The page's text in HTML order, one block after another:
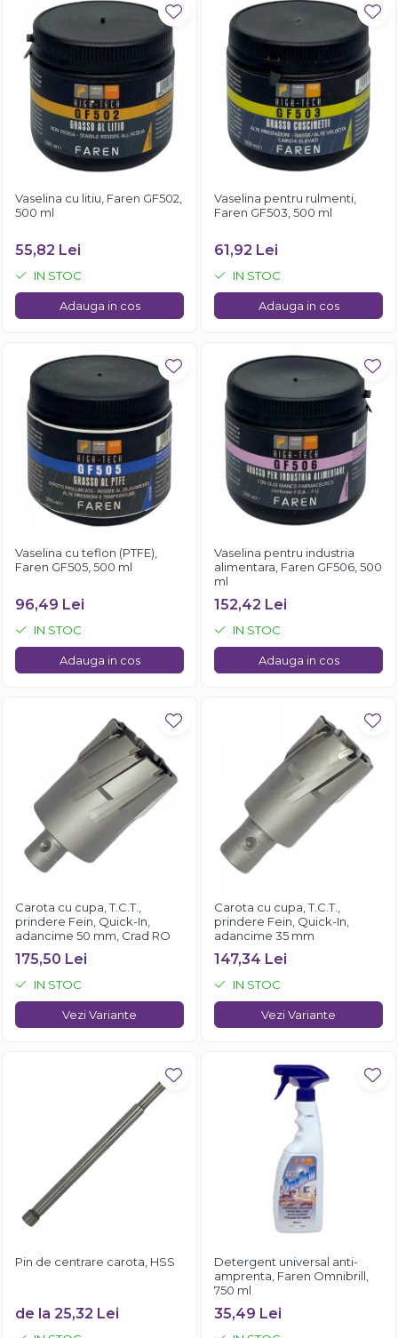
Vaselina cu litiu, Faren GF502,
500 ml
55,82 Lei
IN STOC
Adauga in cos
Vaselina pentru rulmenti,
Faren GF503, 500 ml
61,92 Lei
IN STOC
Adauga in cos
Vaselina cu teflon (PTFE),
Faren GF505, 500 ml
96,49 Lei
IN STOC
Adauga in cos
Vaselina pentru industria
alimentara, Faren GF506, 500
ml
152,42 Lei
IN STOC
Adauga in cos
Carota cu cupa, T.C.T.,
prindere Fein, Quick-In,
adancime 50 mm, Crad RO
175,50 Lei
IN STOC
Vezi Variante
Carota cu cupa, T.C.T.,
prindere Fein, Quick-In,
adancime 35 mm
147,34 Lei
IN STOC
Vezi Variante
Pin de centrare carota, HSS
de la 25,32 Lei
Detergent universal anti-
amprenta, Faren Omnibrill,
750 ml
35,49 Lei